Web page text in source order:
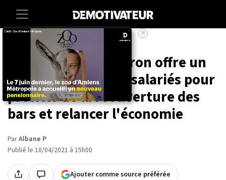
Societe Lifestyle
Angleterre : un patron offre un
jour de congé à ses salariés pour
profiter de la réouverture des
bars et relancer l'économie
ParAlbane P
Publié le 10/04/2021 à 15h00
Ajouter comme source préférée
×